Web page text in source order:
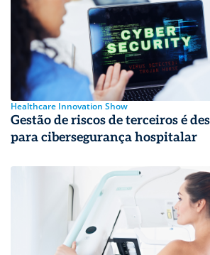
Healthcare Innovation Show
Gestão de riscos de terceiros é
para cibersegurança hospitalar